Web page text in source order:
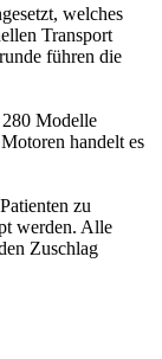
welches
Transport
führen die
280 Modelle
handelt es
zu
werden. Alle
Zuschlag